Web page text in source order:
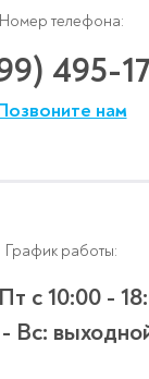
Номер телефона:
495-
нам
График работы:
с 10:00 -
Вс: